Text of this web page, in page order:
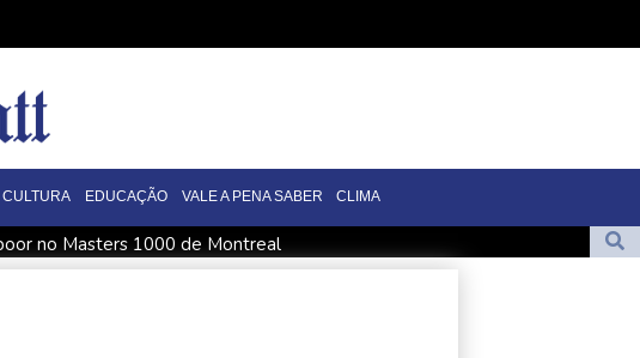
CULTURA EDUCAÇÃO VALE A PENA SABER CLIMA
no Masters 1000 de Montreal
posse de De la Espriella